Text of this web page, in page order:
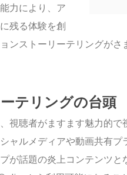
力により、ア
残る体験を創
ンストーリーテリングが
テリングの台頭
視聴者がますます魅力的
ャルメディアや動画共有
が話題の炎上コンテンツ